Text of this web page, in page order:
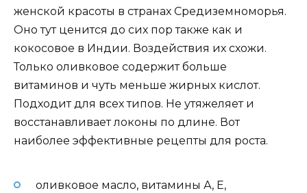
женской красоты в странах Средиземноморья.
Оно тут ценится до сих пор также как и
кокосовое в Индии. Воздействия их схожи.
Только оливковое содержит больше
витаминов и чуть меньше жирных кислот.
Подходит для всех типов. Не утяжеляет и
восстанавливает локоны по длине. Вот
наиболее эффективные рецепты для роста.
оливковое масло, витамины А, Е,